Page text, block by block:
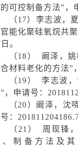
可控制备方法”，
（17）李志波，
能化聚硅氧烷共
日。
（18）
阚泽，
材料老化的方法”
（19）
李志波
”，申请号：
（20）阚泽，沈
：
（ 21 ）
周现锋
、制备方法及